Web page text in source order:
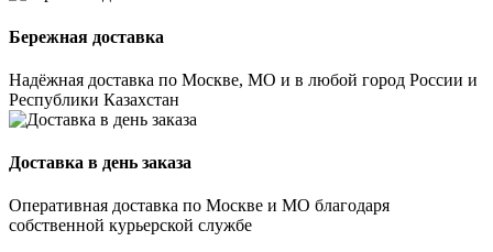
Бережная доставка
Надёжная доставка по Москве, МО и в любой город России и
Республики Казахстан
Доставка в день заказа
Оперативная доставка по Москве и МО благодаря
собственной курьерской службе